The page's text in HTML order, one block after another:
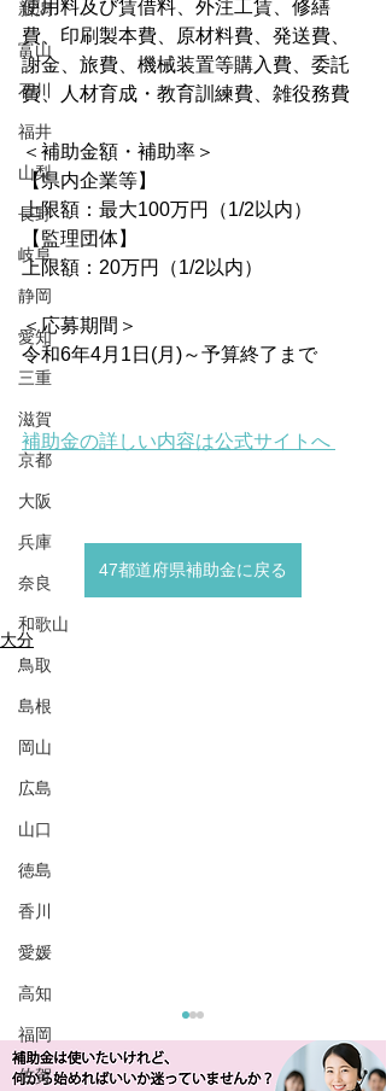
新潟
富山
石川
福井
山梨
長野
岐阜
静岡
愛知
三重
滋賀
京都
大阪
兵庫
奈良
和歌山
鳥取
島根
岡山
広島
山口
徳島
香川
愛媛
高知
福岡
佐賀
使用料及び賃借料、外注工賃、修繕
費、印刷製本費、原材料費、発送費、
謝金、旅費、機械装置等購入費、委託
費、人材育成・教育訓練費、雑役務費
＜補助金額・補助率＞
【県内企業等】
上限額：最大100万円（1/2以内）
【監理団体】
上限額：20万円（1/2以内）
＜応募期間＞
令和6年4月1日(月)～予算終了まで
補助金の詳しい内容は公式サイトへ
47都道府県補助金に戻る
大分